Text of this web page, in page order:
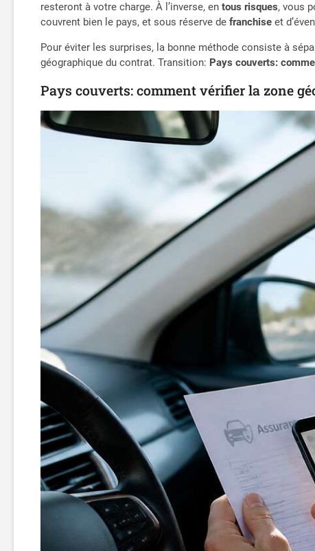
resteront à votre charge. À l’inverse, entous risques, vous
couvrent bien le pays, et sous réserve defranchise et
Pour éviter les surprises, la bonne méthode consiste à
géographique du contrat. Transition: Pays couverts:
Pays couverts: comment vérifier la zone